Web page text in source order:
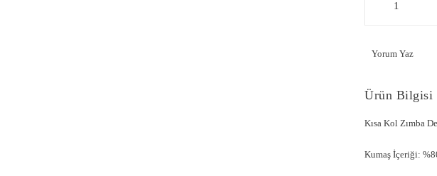
Yorum Yaz
Ürün Bilgisi
Kısa Kol Zımba
Kumaş İçeriği: